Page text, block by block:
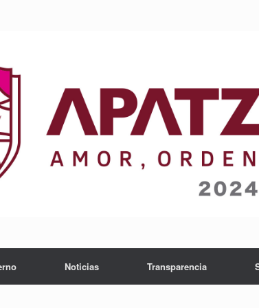
Noticias Transparencia